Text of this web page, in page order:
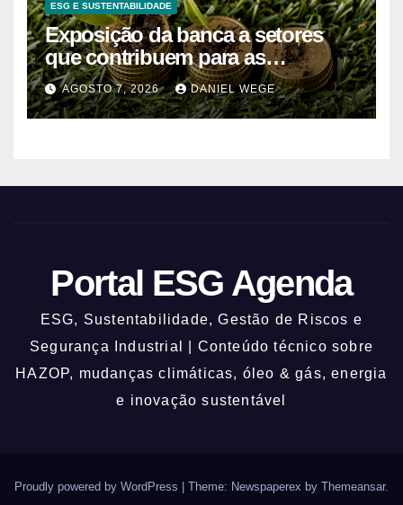
ESG E SUSTENTABILIDADE
Exposição da banca a setores
que contribuem para as
alterações climáticas mantém-se
nos 62%
AGOSTO 7, 2026 DANIEL WEGE
Portal ESG Agenda
ESG, Sustentabilidade, Gestão de Riscos e
Segurança Industrial | Conteúdo técnico sobre
HAZOP, mudanças climáticas, óleo & gás, energia
e inovação sustentável
Proudly powered by WordPress | Theme: Newspaperex by Themeansar.